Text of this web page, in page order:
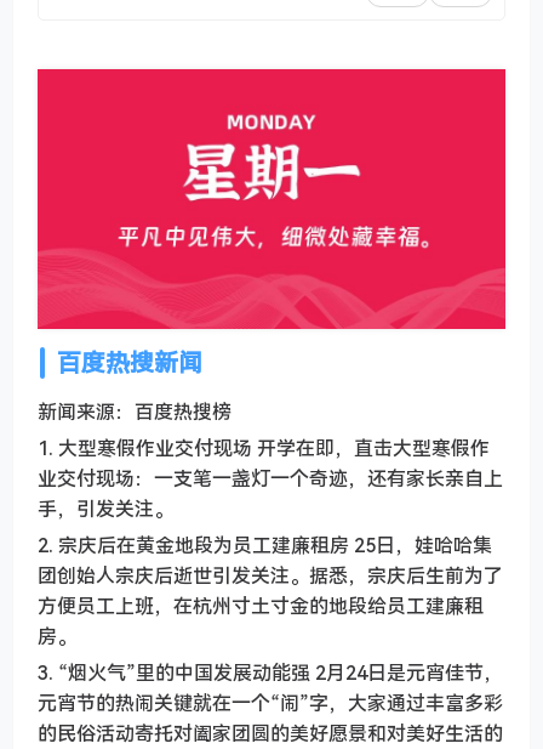
百度热搜新闻
新闻来源：百度热搜榜
1. 大型寒假作业交付现场 开学在即，直击大型寒假作
业交付现场：一支笔一盏灯一个奇迹，还有家长亲自上
手，引发关注。
2. 宗庆后在黄金地段为员工建廉租房 25日，娃哈哈集
团创始人宗庆后逝世引发关注。据悉，宗庆后生前为了
方便员工上班，在杭州寸土寸金的地段给员工建廉租
房。
3. “烟火气”里的中国发展动能强 2月24日是元宵佳节，
元宵节的热闹关键就在一个“闹”字，大家通过丰富多彩
的民俗活动寄托对阖家团圆的美好愿景和对美好生活的